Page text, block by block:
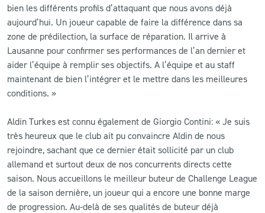
L’APP DU LS
LS ACADEMY CAMPS
MATCH DES CELEBRITES
PRESSE ET MEDIAS
bien les différents profils d’attaquant que nous avons déjà
aujourd’hui. Un joueur capable de faire la différence dans sa
zone de prédilection, la surface de réparation. Il arrive à
Lausanne pour confirmer ses performances de l’an dernier et
aider l’équipe à remplir ses objectifs. A l’équipe et au staff
maintenant de bien l’intégrer et le mettre dans les meilleures
conditions. »
Aldin Turkes est connu également de Giorgio Contini: « Je suis
très heureux que le club ait pu convaincre Aldin de nous
rejoindre, sachant que ce dernier était sollicité par un club
allemand et surtout deux de nos concurrents directs cette
saison. Nous accueillons le meilleur buteur de Challenge League
de la saison dernière, un joueur qui a encore une bonne marge
de progression. Au-delà de ses qualités de buteur déjà